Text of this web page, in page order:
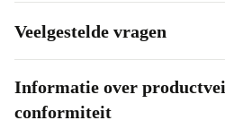
Veelgestelde vragen
Informatie over
conformiteit